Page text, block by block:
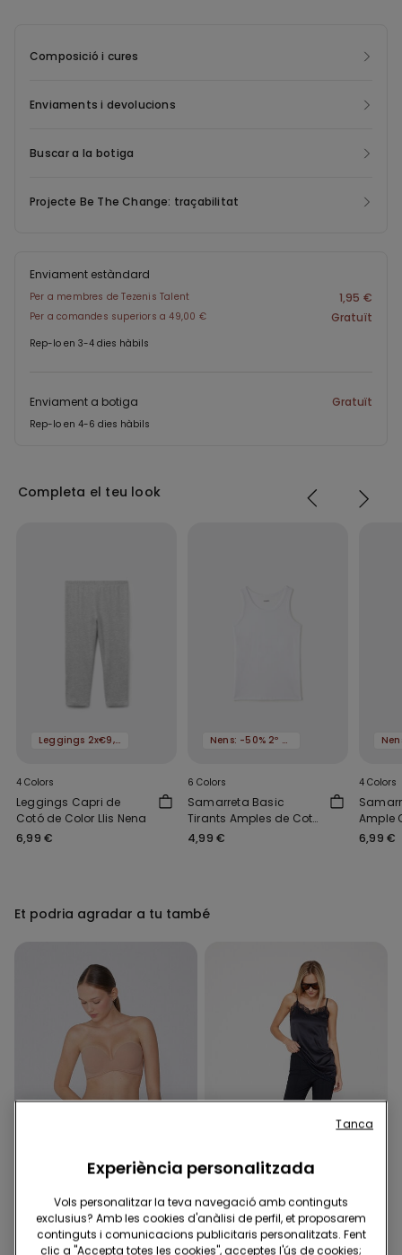
Composició i cures
Enviaments i devolucions
Buscar a la botiga
Projecte Be The Change: traçabilitat
Enviament estàndard
Per a membres de Tezenis Talent 1,95 €
Per a comandes superiors a 49,00 € Gratuït
Rep-lo en 3-4 dies hàbils
Enviament a botiga Gratuït
Rep-lo en 4-6 dies hàbils
Completa el teu look
Leggings 2x€9,99
4 Colors
Leggings Capri de
Cotó de Color Llis Nena
6,99 €
Nens: -50% 2º article
6 Colors
Samarreta Basic
Tirants Amples de Cotó
Nens Unisex
4,99 €
4 Colors
Ample
Nens
6,99 €
Et podria agradar a tu també
5 Colors 1 Color
Experiència personalitzada
Vols personalitzar la teva navegació amb continguts
exclusius? Amb les cookies d'anàlisi de perfil, et proposarem
continguts i comunicacions publicitaris personalitzats. Fent
clic a "Accepta totes les cookies", acceptes l'ús de cookies;
Tanca